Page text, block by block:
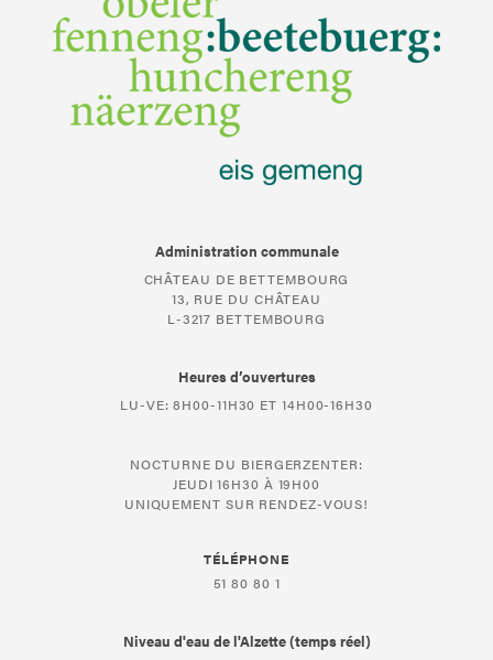
Administration communale
CHÂTEAU DE BETTEMBOURG
13, RUE DU CHÂTEAU
L-3217 BETTEMBOURG
Heures d’ouvertures
LU-VE: 8H00-11H30 ET 14H00-16H30
NOCTURNE DU BIERGERZENTER:
JEUDI 16H30 À 19H00
UNIQUEMENT SUR RENDEZ-VOUS!
TÉLÉPHONE
51 80 80 1
Niveau d'eau de l'Alzette (temps réel)